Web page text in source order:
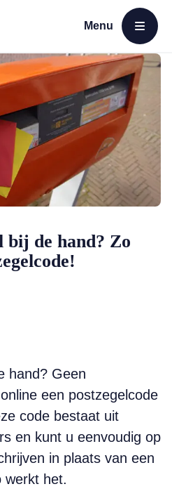
Menu
Open menu
bij de hand? Zo
hand? Geen
een postzegelcode
code bestaat uit
en kunt u eenvoudig op
in plaats van een
werkt het.